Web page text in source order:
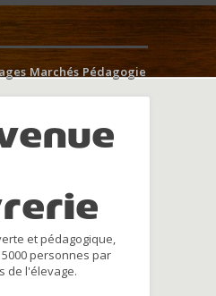
Marchés Pédagogie
et pédagogique,
personnes par
de l'élevage.